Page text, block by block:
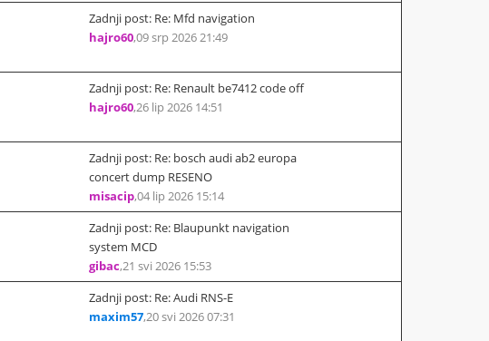
Zadnji post: Re: Mfd navigation
hajro60,09 srp 2026 21:49
Zadnji post: Re: Renault be7412 code off
hajro60,26 lip 2026 14:51
Zadnji post: Re: bosch audi ab2 europa
concert dump RESENO
misacip,04 lip 2026 15:14
Zadnji post: Re: Blaupunkt navigation
system MCD
gibac,21 svi 2026 15:53
Zadnji post: Re: Audi RNS-E
maxim57,20 svi 2026 07:31